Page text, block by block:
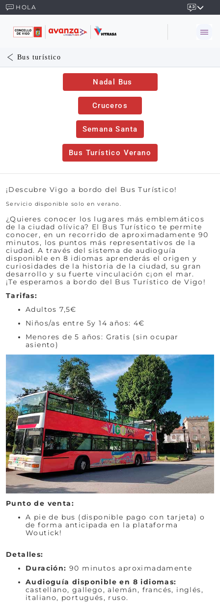
HOLA
Bus turístico
Nadal Bus
Cruceros
Semana Santa
Bus Turístico Verano
¡Descubre Vigo a bordo del Bus Turístico!
Servicio disponible solo en verano.
¿Quieres conocer los lugares más emblemáticos
de la ciudad olívica? El Bus Turístico te permite
conocer, en un recorrido de aproximadamente 90
minutos, los puntos más representativos de la
ciudad. A través del sistema de audioguía
disponible en 8 idiomas aprenderás el origen y
curiosidades de la historia de la ciudad, su gran
desarrollo y su fuerte vinculación c¡on el mar.
¡Te esperamos a bordo del Bus Turístico de Vigo!
Tarifas:
Adultos 7,5€
Niños/as entre 5y 14 años: 4€
Menores de 5 años: Gratis (sin ocupar
asiento)
Punto de venta:
A pie de bus (disponible pago con tarjeta) o
de forma anticipada en la plataforma
Woutick!
Detalles:
Duración: 90 minutos aproximadamente
Audioguía disponible en 8 idiomas:
castellano, gallego, alemán, francés, inglés,
italiano, portugués, ruso.